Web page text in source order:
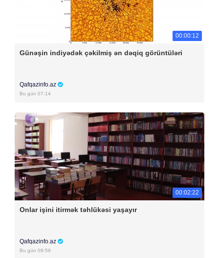
00:00:12
Günəşin indiyədək çəkilmiş ən dəqiq görüntüləri
Qafqazinfo.az
Bu gün 07:14
00:02:22
Onlar işini itirmək təhlükəsi yaşayır
Qafqazinfo.az
Bu gün 09:59